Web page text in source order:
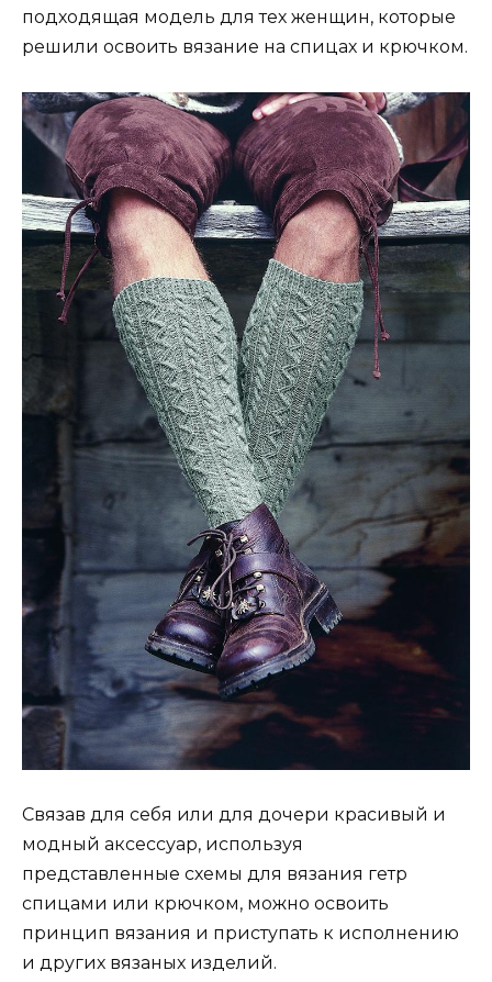
подходящая модель для тех женщин, которые
решили освоить вязание на спицах и крючком.
Связав для себя или для дочери красивый и
модный аксессуар, используя
представленные схемы для вязания гетр
спицами или крючком, можно освоить
принцип вязания и приступать к исполнению
и других вязаных изделий.